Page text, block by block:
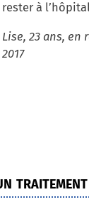
rester à
Lise, 23 ans,
2017